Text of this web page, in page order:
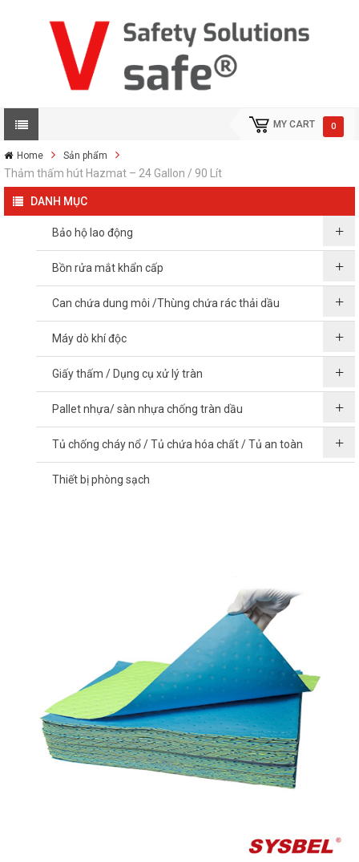
MY CART 0
Home Sản phẩm
Thảm thấm hút Hazmat – 24 Gallon / 90 Lít
DANH MỤC
Bảo hộ lao động
Bồn rửa mắt khẩn cấp
Can chứa dung môi /Thùng chứa rác thải dầu
Máy dò khí độc
Giấy thấm / Dụng cụ xử lý tràn
Pallet nhựa/ sàn nhựa chống tràn dầu
Tủ chống cháy nổ / Tủ chứa hóa chất / Tủ an toàn
Thiết bị phòng sạch